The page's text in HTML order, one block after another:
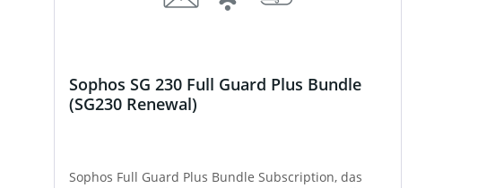
Sophos SG 230 Full Guard Plus Bundle
(SG230 Renewal)
Sophos Full Guard Plus Bundle Subscription, das